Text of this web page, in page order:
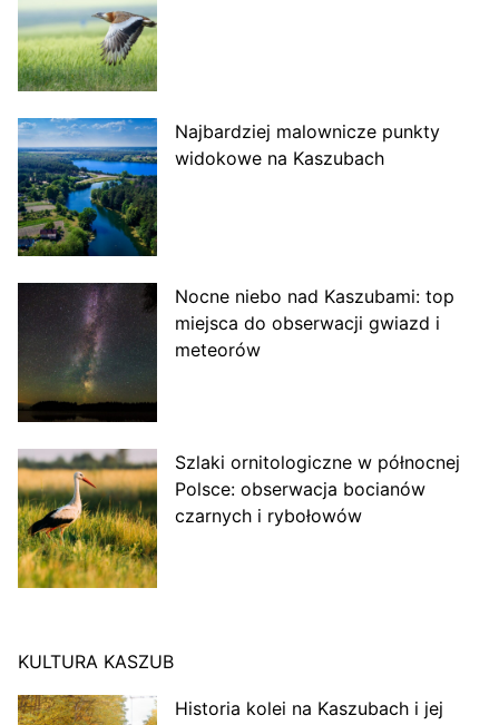
Najbardziej malownicze punkty
widokowe na Kaszubach
Nocne niebo nad Kaszubami: top
miejsca do obserwacji gwiazd i
meteorów
Szlaki ornitologiczne w północnej
Polsce: obserwacja bocianów
czarnych i rybołowów
KULTURA KASZUB
Historia kolei na Kaszubach i jej